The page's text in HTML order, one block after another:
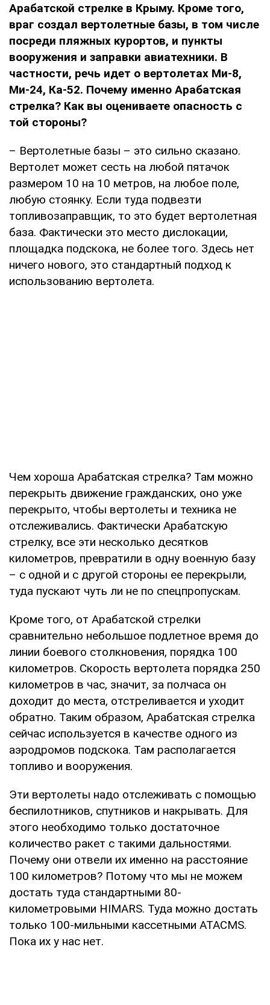
Арабатской стрелке в Крыму. Кроме того,
враг создал вертолетные базы, в том числе
посреди пляжных курортов, и пункты
вооружения и заправки авиатехники. В
частности, речь идет о вертолетах Ми-8,
Ми-24, Ка-52. Почему именно Арабатская
стрелка? Как вы оцениваете опасность с
той стороны?
– Вертолетные базы – это сильно сказано.
Вертолет может сесть на любой пятачок
размером 10 на 10 метров, на любое поле,
любую стоянку. Если туда подвезти
топливозаправщик, то это будет вертолетная
база. Фактически это место дислокации,
площадка подскока, не более того. Здесь нет
ничего нового, это стандартный подход к
использованию вертолета.
Чем хороша Арабатская стрелка? Там можно
перекрыть движение гражданских, оно уже
перекрыто, чтобы вертолеты и техника не
отслеживались. Фактически Арабатскую
стрелку, все эти несколько десятков
километров, превратили в одну военную базу
– с одной и с другой стороны ее перекрыли,
туда пускают чуть ли не по спецпропускам.
Кроме того, от Арабатской стрелки
сравнительно небольшое подлетное время до
линии боевого столкновения, порядка 100
километров. Скорость вертолета порядка 250
километров в час, значит, за полчаса он
доходит до места, отстреливается и уходит
обратно. Таким образом, Арабатская стрелка
сейчас используется в качестве одного из
аэродромов подскока. Там располагается
топливо и вооружения.
Эти вертолеты надо отслеживать с помощью
беспилотников, спутников и накрывать. Для
этого необходимо только достаточное
количество ракет с такими дальностями.
Почему они отвели их именно на расстояние
100 километров? Потому что мы не можем
достать туда стандартными 80-
километровыми HIMARS. Туда можно достать
только 100-мильными кассетными ATACMS.
Пока их у нас нет.